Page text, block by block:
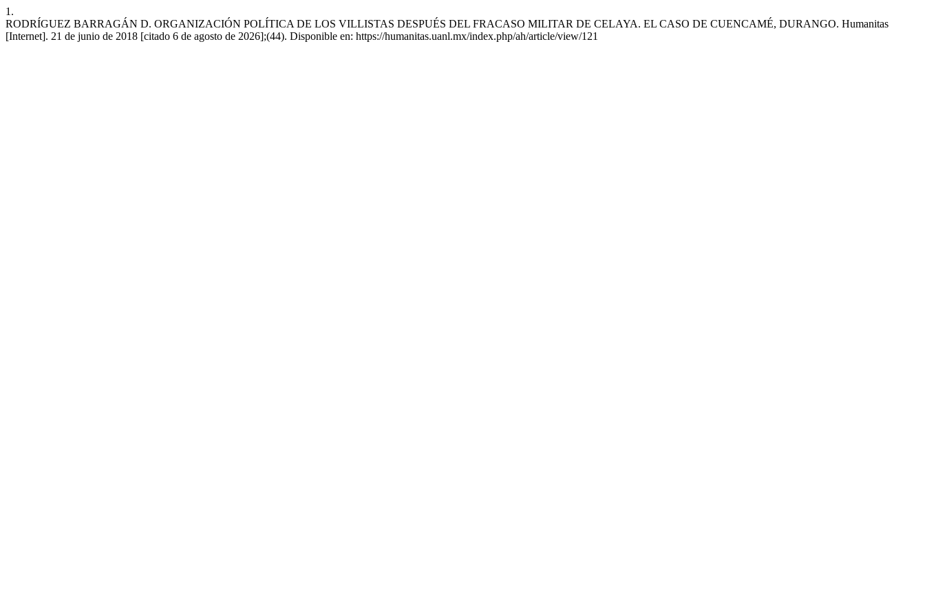
1.
RODRÍGUEZ BARRAGÁN D. ORGANIZACIÓN POLÍTICA DE LOS VILLISTAS DESPUÉS DEL FRACASO MILITAR DE CELAYA. EL CASO DE CUENCAMÉ, DURANGO. Humanitas
[Internet]. 21 de junio de 2018 [citado 6 de agosto de 2026];(44). Disponible en: https://humanitas.uanl.mx/index.php/ah/article/view/121